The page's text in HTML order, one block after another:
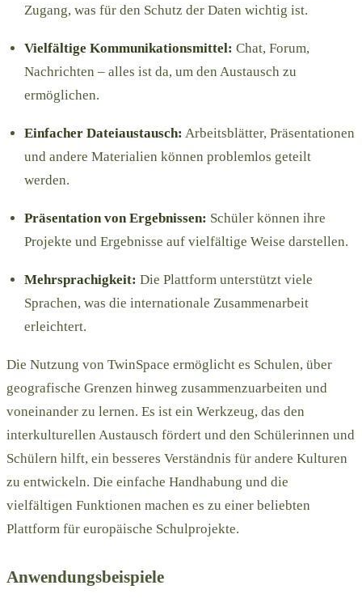
Zugang, was für den Schutz der Daten wichtig ist.
Vielfältige Kommunikationsmittel: Chat, Forum,
Nachrichten – alles ist da, um den Austausch zu
ermöglichen.
Einfacher Dateiaustausch: Arbeitsblätter, Präsentationen
und andere Materialien können problemlos geteilt
werden.
Präsentation von Ergebnissen: Schüler können ihre
Projekte und Ergebnisse auf vielfältige Weise darstellen.
Mehrsprachigkeit: Die Plattform unterstützt viele
Sprachen, was die internationale Zusammenarbeit
erleichtert.
Die Nutzung von TwinSpace ermöglicht es Schulen, über
geografische Grenzen hinweg zusammenzuarbeiten und
voneinander zu lernen. Es ist ein Werkzeug, das den
interkulturellen Austausch fördert und den Schülerinnen und
Schülern hilft, ein besseres Verständnis für andere Kulturen
zu entwickeln. Die einfache Handhabung und die
vielfältigen Funktionen machen es zu einer beliebten
Plattform für europäische Schulprojekte.
Anwendungsbeispiele